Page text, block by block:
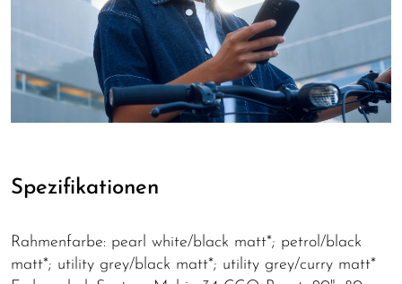
Spezifikationen
Rahmenfarbe: pearl white/black matt*; petrol/black
matt*; utility grey/black matt*; utility grey/curry matt*